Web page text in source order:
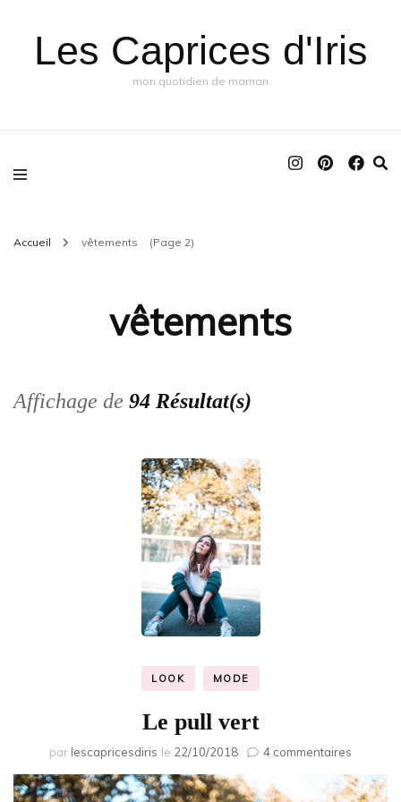
Les Caprices d'Iris
mon quotidien de maman
Accueil vêtements (Page 2)
vêtements
Affichage de 94 Résultat(s)
LOOK MODE
Le pull vert
par lescapricesdiris le 22/10/2018 4 commentaires
pull